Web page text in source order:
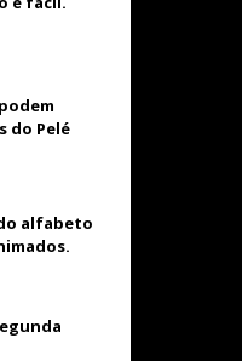
do Pelé
alfabeto